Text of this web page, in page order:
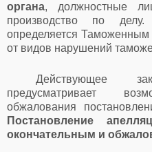
органа, должностные
производство по делу.
определяется Таможенным
от видов нарушений
Действующее
предусматривает
обжалования
Постановление
окончательным и